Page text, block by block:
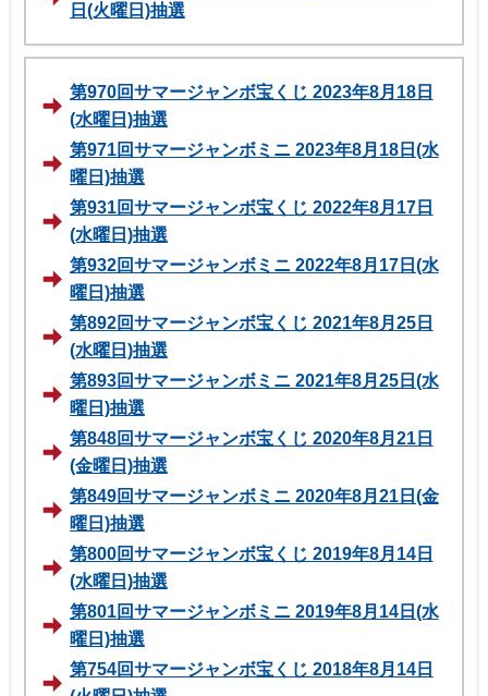
日(火曜日)抽選
第970回サマージャンボ宝くじ 2023年8月18日
(水曜日)抽選
第971回サマージャンボミニ 2023年8月18日(水
曜日)抽選
第931回サマージャンボ宝くじ 2022年8月17日
(水曜日)抽選
第932回サマージャンボミニ 2022年8月17日(水
曜日)抽選
第892回サマージャンボ宝くじ 2021年8月25日
(水曜日)抽選
第893回サマージャンボミニ 2021年8月25日(水
曜日)抽選
第848回サマージャンボ宝くじ 2020年8月21日
(金曜日)抽選
第849回サマージャンボミニ 2020年8月21日(金
曜日)抽選
第800回サマージャンボ宝くじ 2019年8月14日
(水曜日)抽選
第801回サマージャンボミニ 2019年8月14日(水
曜日)抽選
第754回サマージャンボ宝くじ 2018年8月14日